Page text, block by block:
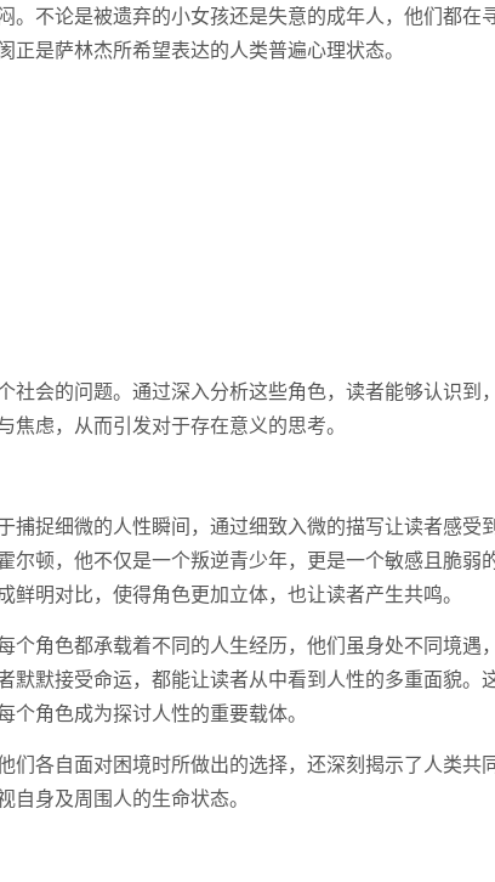
。不论是被遗弃的小女孩还是失意的成年人，他们都在
是萨林杰所希望表达的人类普遍心理状态。
会的问题。通过深入分析这些角色，读者能够认识到
虑，从而引发对于存在意义的思考。
捉细微的人性瞬间，通过细致入微的描写让读者感受
顿，他不仅是一个叛逆青少年，更是一个敏感且脆弱
明对比，使得角色更加立体，也让读者产生共鸣。
个角色都承载着不同的人生经历，他们虽身处不同境遇
默默接受命运，都能让读者从中看到人性的多重面貌。
角色成为探讨人性的重要载体。
们各自面对困境时所做出的选择，还深刻揭示了人类共
身及周围人的生命状态。